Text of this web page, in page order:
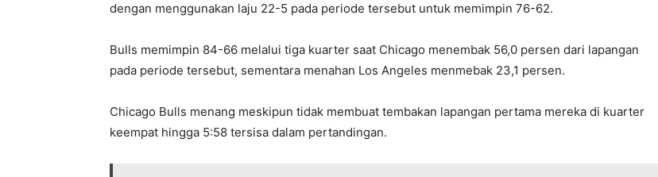
dengan menggunakan laju 22-5 pada periode tersebut untuk memimpin 76-62.
Bulls memimpin 84-66 melalui tiga kuarter saat Chicago menembak 56,0 persen dari lapangan
pada periode tersebut, sementara menahan Los Angeles menmebak 23,1 persen.
Chicago Bulls menang meskipun tidak membuat tembakan lapangan pertama mereka di kuarter
keempat hingga 5:58 tersisa dalam pertandingan.